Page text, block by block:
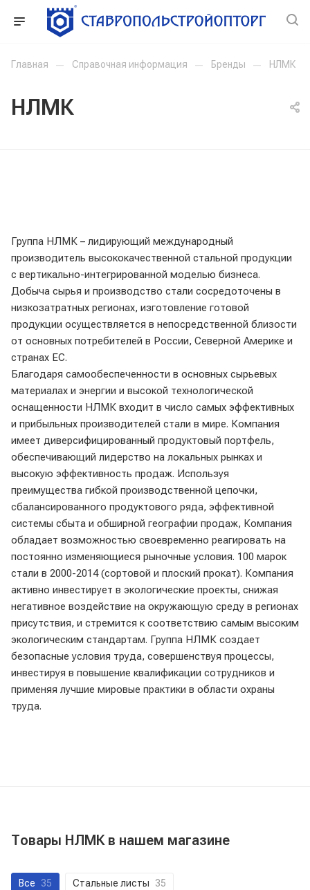
Главная — Справочная информация — Бренды — НЛМК
НЛМК
Группа НЛМК – лидирующий международный
производитель высококачественной стальной продукции
с вертикально-интегрированной моделью бизнеса.
Добыча сырья и производство стали сосредоточены в
низкозатратных регионах, изготовление готовой
продукции осуществляется в непосредственной близости
от основных потребителей в России, Северной Америке и
странах ЕС.
Благодаря самообеспеченности в основных сырьевых
материалах и энергии и высокой технологической
оснащенности НЛМК входит в число самых эффективных
и прибыльных производителей стали в мире. Компания
имеет диверсифицированный продуктовый портфель,
обеспечивающий лидерство на локальных рынках и
высокую эффективность продаж. Используя
преимущества гибкой производственной цепочки,
сбалансированного продуктового ряда, эффективной
системы сбыта и обширной географии продаж, Компания
обладает возможностью своевременно реагировать на
постоянно изменяющиеся рыночные условия. 100 марок
стали в 2000-2014 (сортовой и плоский прокат). Компания
активно инвестирует в экологические проекты, снижая
негативное воздействие на окружающую среду в регионах
присутствия, и стремится к соответствию самым высоким
экологическим стандартам. Группа НЛМК создает
безопасные условия труда, совершенствуя процессы,
инвестируя в повышение квалификации сотрудников и
применяя лучшие мировые практики в области охраны
труда.
Товары НЛМК в нашем магазине
Все 35 Стальные листы 35